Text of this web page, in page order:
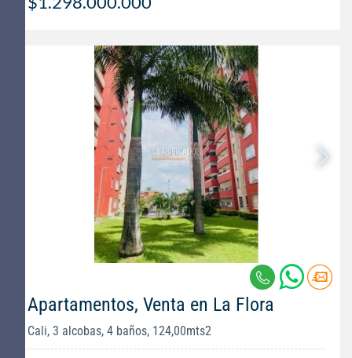
Apartamentos, Venta en La Flora
Cali, 3 alcobas, 4 baños, 124,00mts2